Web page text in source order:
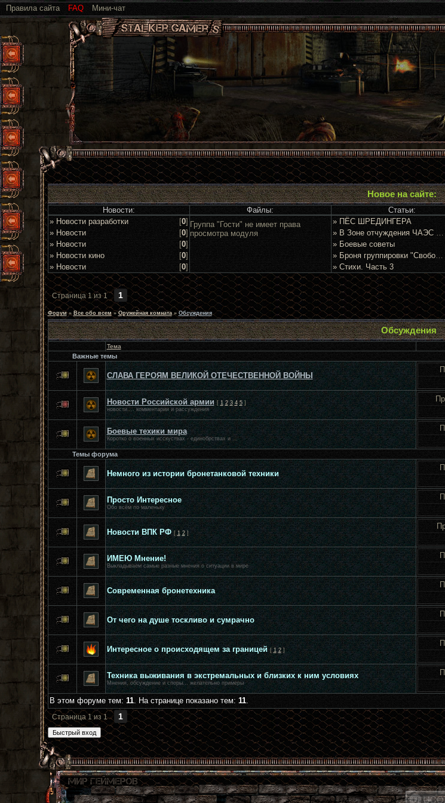
Правила сайта FAQ Мини-чат
Новое на сайте:
Новости: Файлы: Статьи:
» Новости разработки
[0]
» Новости
[0]
» Новости
[0]
» Новости кино
[0]
» Новости
[0]
Группа "Гости" не имеет права
просмотра модуля
» ПЁС ШРЕДИНГЕРА
» В Зоне отчуждения ЧАЭС задержан очередной сталкер
» Боевые советы
» Броня группировки "Свобода"
» Стихи. Часть 3
Страница1из1 1
Форум » Все обо всем » Оружейная комната » Обсуждения
Обсуждения
Тема
Важные темы
СЛАВА ГЕРОЯМ ВЕЛИКОЙ ОТЕЧЕСТВЕННОЙ ВОЙНЫ
Новости Российской армии [ 1 2 3 4 5]
новости.... комментарии и рассуждения
Боевые техики мира
Коротко о военных исскуствах - единобрствах и ...
Темы форума
Немного из истории бронетанковой техники
Просто Интересное
Обо всём по маленьку
Новости ВПК РФ [1 2]
ИМЕЮ Мнение!
Выкладываем самые разные мнения о ситуации в мире
Современная бронетехника
От чего на душе тоскливо и сумрачно
Интересное о происходящем за границей [ 1 2]
Техника выживания в экстремальных и близких к ним условиях
Мнения, обсуждение и споры... желательно примеры
В этом форуме тем: 11. На странице показано тем: 11.
Страница 1из1 1